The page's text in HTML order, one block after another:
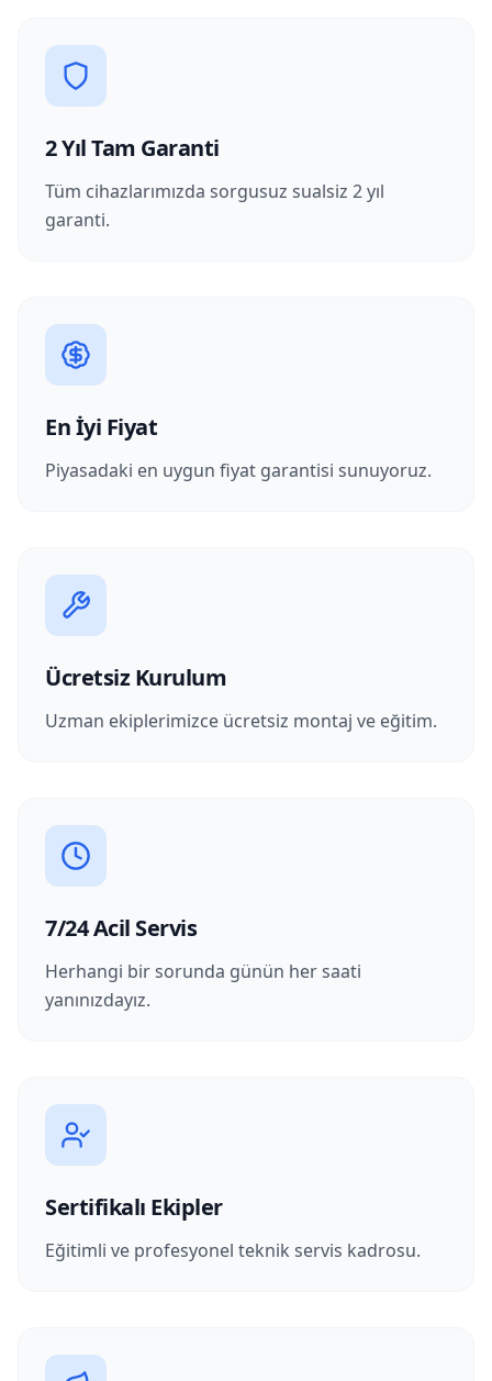
2 Yıl Tam Garanti
Tüm cihazlarımızda sorgusuz sualsiz 2 yıl
garanti.
En İyi Fiyat
Piyasadaki en uygun fiyat garantisi sunuyoruz.
Ücretsiz Kurulum
Uzman ekiplerimizce ücretsiz montaj ve eğitim.
7/24 Acil Servis
Herhangi bir sorunda günün her saati
yanınızdayız.
Sertifikalı Ekipler
Eğitimli ve profesyonel teknik servis kadrosu.